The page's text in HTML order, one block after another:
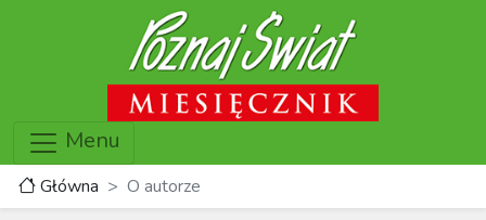
Menu
Główna O autorze